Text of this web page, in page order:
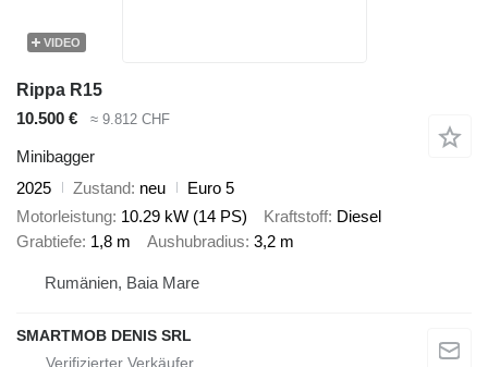
VIDEO
Rippa R15
10.500 €
≈ 9.812 CHF
Minibagger
2025
Zustand neu
Euro 5
Motorleistung 10.29 kW (14 PS) Kraftstoff Diesel
Grabtiefe 1,8 m Aushubradius 3,2 m
Rumänien, Baia Mare
SMARTMOB DENIS SRL